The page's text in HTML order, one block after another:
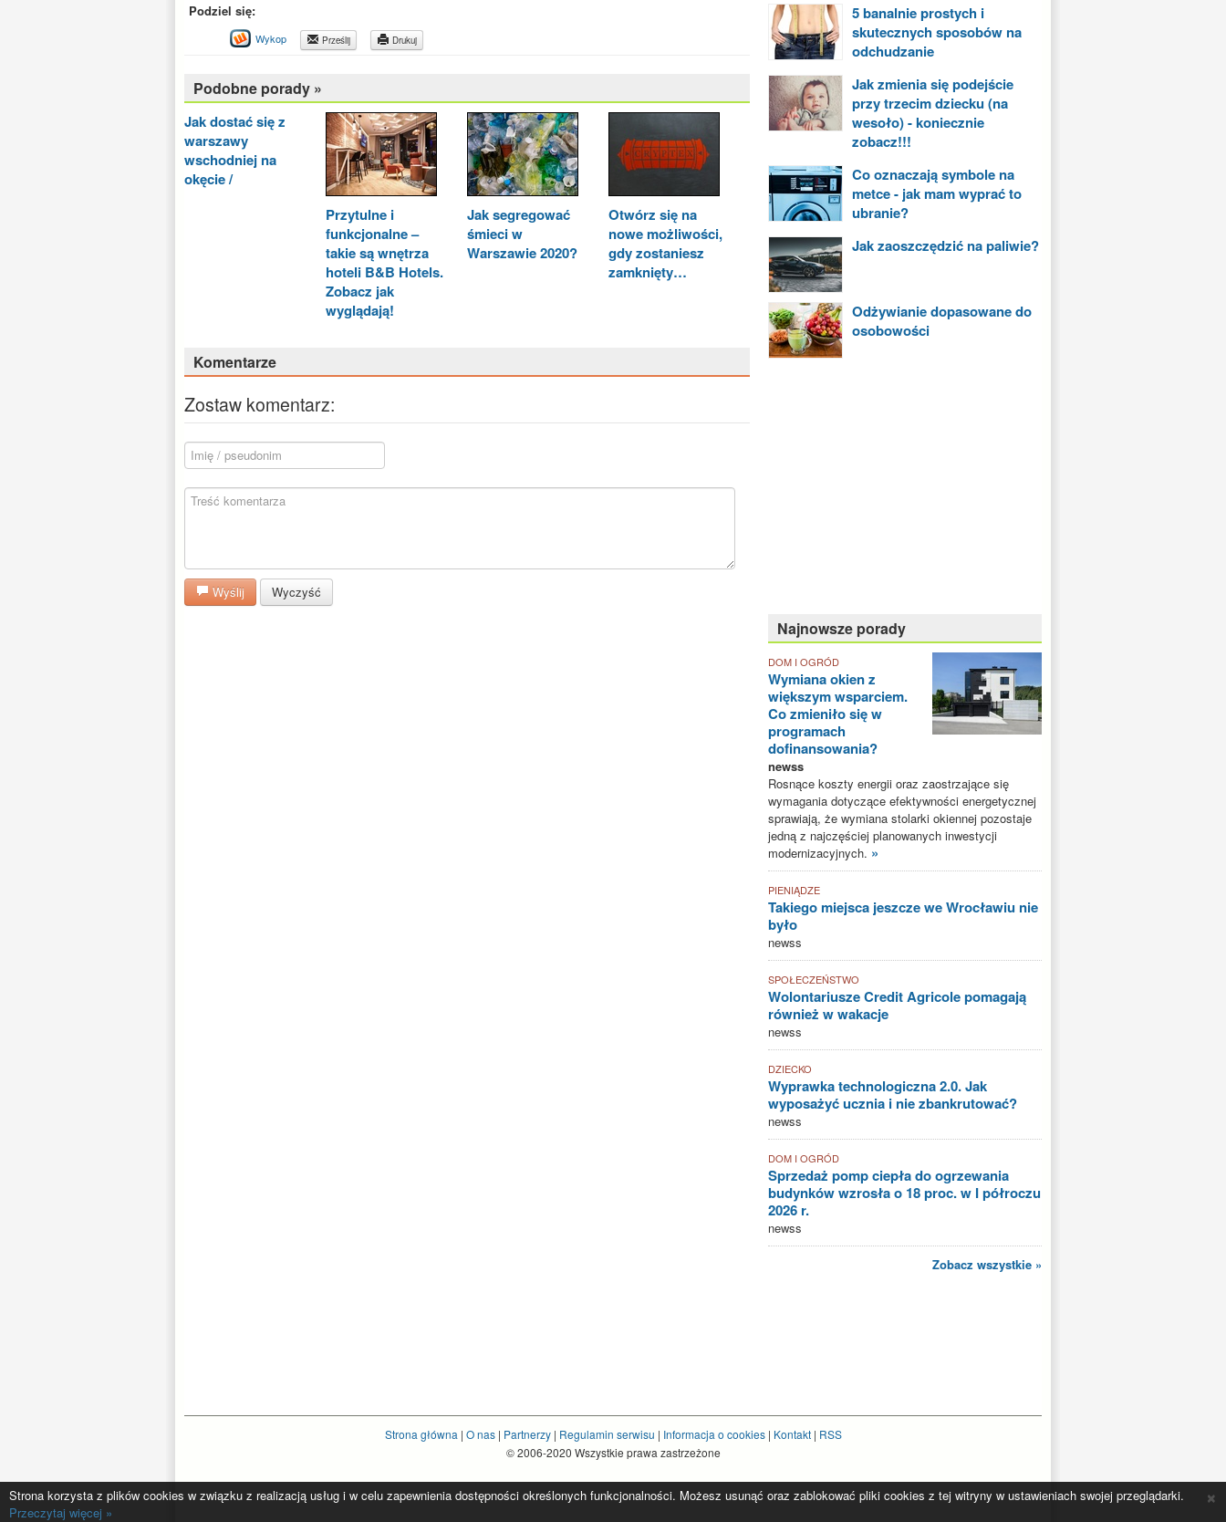
Podziel się:
Wykop Prześlij Drukuj
Podobne porady »
Jak dostać się z
warszawy
wschodniej na
okęcie /
Przytulne i
funkcjonalne –
takie są wnętrza
hoteli B&B Hotels.
Zobacz jak
wyglądają!
Jak segregować
śmieci w
Warszawie 2020?
Otwórz się na
nowe możliwości,
gdy zostaniesz
zamknięty…
Komentarze
Zostaw komentarz:
Wyślij Wyczyść
5 banalnie prostych i
skutecznych sposobów na
odchudzanie
Jak zmienia się podejście
przy trzecim dziecku (na
wesoło) - koniecznie
zobacz!!!
Co oznaczają symbole na
metce - jak mam wyprać to
ubranie?
Jak zaoszczędzić na paliwie?
Odżywianie dopasowane do
osobowości
Najnowsze porady
DOM I OGRÓD
Wymiana okien z
większym wsparciem.
Co zmieniło się w
programach
dofinansowania?
newss
Rosnące koszty energii oraz zaostrzające się
wymagania dotyczące efektywności energetycznej
sprawiają, że wymiana stolarki okiennej pozostaje
jedną z najczęściej planowanych inwestycji
modernizacyjnych. »
PIENIĄDZE
Takiego miejsca jeszcze we Wrocławiu nie
było
newss
SPOŁECZEŃSTWO
Wolontariusze Credit Agricole pomagają
również w wakacje
newss
DZIECKO
Wyprawka technologiczna 2.0. Jak
wyposażyć ucznia i nie zbankrutować?
newss
DOM I OGRÓD
Sprzedaż pomp ciepła do ogrzewania
budynków wzrosła o 18 proc. w I półroczu
2026 r.
newss
Zobacz wszystkie »
Strona główna | O nas| Partnerzy| Regulamin serwisu | Informacja o cookies| Kontakt| RSS
© 2006-2020 Wszystkie prawa zastrzeżone
×
Strona korzysta z plików cookies w związku z realizacją usług i w celu zapewnienia dostępności określonych funkcjonalności. Możesz usunąć oraz zablokować pliki cookies z tej witryny w ustawieniach swojej przeglądarki.
Przeczytaj więcej »